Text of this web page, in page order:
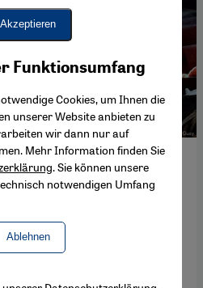
nach Europa,
zum Dschihad: Die
nutzt die Pandemie,
auf sich zu lenken.
könnten sich
Funktionsumfang
Cookies, um Ihnen die
unserer Website anbieten zu
wir dann nur auf
Mehr Information finden Sie
. Sie können unsere
notwendigen Umfang
Ablehnen
Akzeptieren